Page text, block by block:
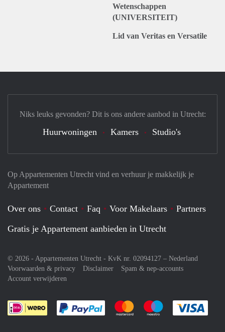
Wetenschappen
(UNIVERSITEIT)
Lid van Veritas en Versatile
Op Appartementen Utrecht vind en verhuur je makkelijk je
Appartement
Over ons Contact Faq Voor Makelaars
Partners
Gratis je Appartement aanbieden in Utrecht
© 2026 - Appartementen Utrecht - KvK nr. 02094127 – Nederland
Voorwaarden & privacy
Disclaimer
Spam & nep-accounts
Account verwijderen
Je rekent gemakkelijk af met Paypal
Je rekent gemakkelijk af met
Je rekent
Niks leuks gevonden? Dit is ons andere aanbod in Utrecht:
Huurwoningen Kamers Studio's